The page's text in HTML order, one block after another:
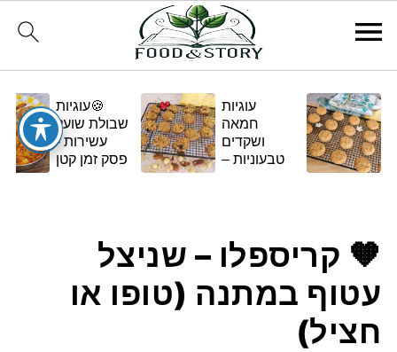
עוגיות
חמאה
ושקדים
טבעוניות –
🍪עוגיות
שבולת שועל
עשירות -
פסק זמן קטן
🧡 קריספלו – שניצל
עטוף במתנה (טופו או
חציל)